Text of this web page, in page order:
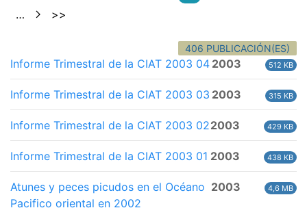
…
>>
406 PUBLICACIÓN(ES)
Informe Trimestral de la CIAT 2003 04 2003 512 KB
Informe Trimestral de la CIAT 2003 03 2003 315 KB
Informe Trimestral de la CIAT 2003 022003 429 KB
Informe Trimestral de la CIAT 2003 01 2003 438 KB
Atunes y peces picudos en el Océano
Pacifico oriental en 2002
2003 4,6 MB